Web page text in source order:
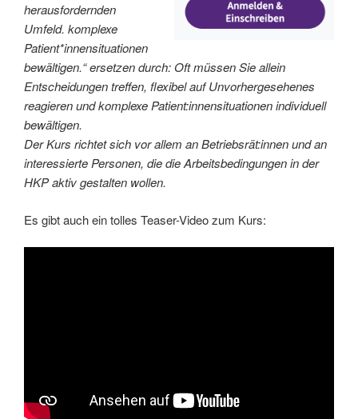
herausfordernden
Umfeld. komplexe
Patient*innensituationen
bewältigen.“ ersetzen durch: Oft müssen Sie allein
Entscheidungen treffen, flexibel auf Unvorhergesehenes
reagieren und komplexe Patient:innensituationen individuell
bewältigen.
Der Kurs richtet sich vor allem an Betriebsrät:innen und an
interessierte Personen, die die Arbeitsbedingungen in der
HKP aktiv gestalten wollen.
Es gibt auch ein tolles Teaser-Video zum Kurs: